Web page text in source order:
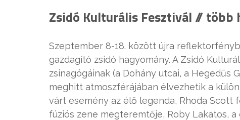
Zsidó Kulturális Fesztivál //
Szeptember 8-18. között újra
gazdagító zsidó hagyomány. A Zsidó
zsinagógáinak (a Dohány utcai, a Hegedűs
meghitt atmoszférájában élvezhetik a
várt esemény az élő legenda, Rhoda Scott
fúziós zene megteremtője, Roby Lakatos,